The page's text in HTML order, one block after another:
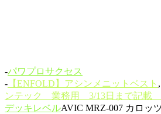
-パワプロサクセス
- 【ENFOLD】アシンメニットベスト ,
ンテック 業務用 3/13日まで記載
デッキレベルAVIC MRZ-007 カロッ